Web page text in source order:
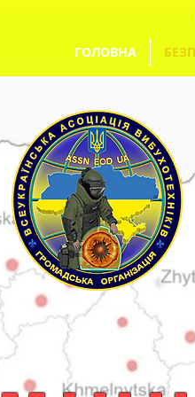
ГОЛОВНА